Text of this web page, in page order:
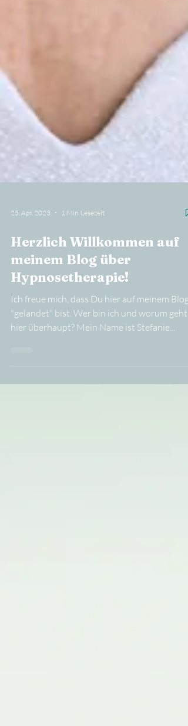
25. Apr. 2023 1 Min. Lesezeit
Herzlich Willkommen auf
meinem Blog über
Hypnosetherapie!
Ich freue mich, dass Du hier auf meinem Blog